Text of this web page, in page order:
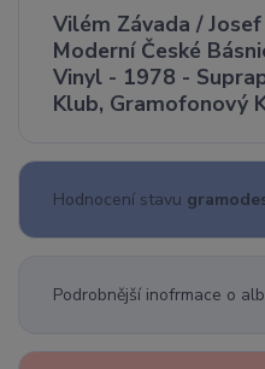
Vilém Závada /
Moderní České
Vinyl - 1978 -
Klub, Gramofonový
Hodnocení stavu
Podrobnější inofrmace o